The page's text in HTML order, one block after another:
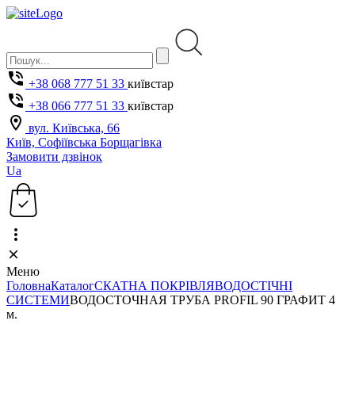
+38 068 777 51 33 київстар
+38 066 777 51 33 київстар
вул. Київська, 66
Київ, Софіївська Борщагівка
Замовити дзвінок
Ua
Меню
ГоловнаКаталогСКАТНА ПОКРІВЛЯВОДОСТІЧНІ
СИСТЕМИВОДОСТОЧНАЯ ТРУБА PROFIL 90 ГРАФИТ 4
м.